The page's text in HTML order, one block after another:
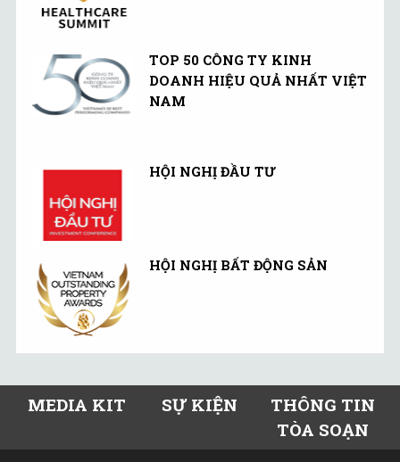
TOP 50 CÔNG TY KINH
DOANH HIỆU QUẢ NHẤT VIỆT
NAM
HỘI NGHỊ ĐẦU TƯ
HỘI NGHỊ BẤT ĐỘNG SẢN
MEDIA KIT SỰ KIỆN
THÔNG TIN
TÒA SOẠN